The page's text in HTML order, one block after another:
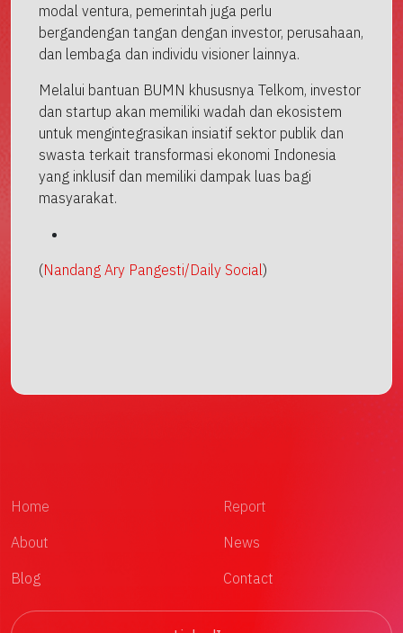
modal ventura, pemerintah juga perlu
bergandengan tangan dengan investor, perusahaan,
dan lembaga dan individu visioner lainnya.
Melalui bantuan BUMN khususnya Telkom, investor
dan startup akan memiliki wadah dan ekosistem
untuk mengintegrasikan insiatif sektor publik dan
swasta terkait transformasi ekonomi Indonesia
yang inklusif dan memiliki dampak luas bagi
masyarakat.
(Nandang Ary Pangesti/Daily Social)
Home
About
Blog
Report
News
Contact